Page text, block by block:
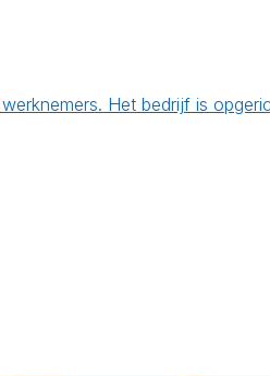
Het bedrijf is